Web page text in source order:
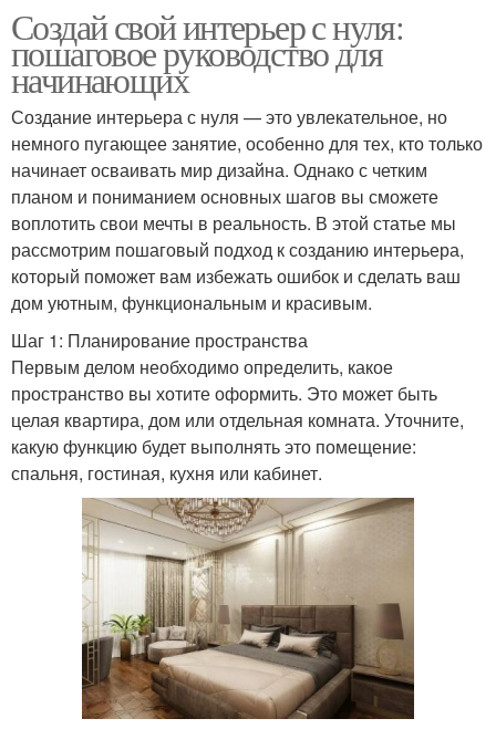
Создай свой интерьер с нуля:
пошаговое руководство для
начинающих
Создание интерьера с нуля — это увлекательное, но
немного пугающее занятие, особенно для тех, кто только
начинает осваивать мир дизайна. Однако с четким
планом и пониманием основных шагов вы сможете
воплотить свои мечты в реальность. В этой статье мы
рассмотрим пошаговый подход к созданию интерьера,
который поможет вам избежать ошибок и сделать ваш
дом уютным, функциональным и красивым.
Шаг 1: Планирование пространства
Первым делом необходимо определить, какое
пространство вы хотите оформить. Это может быть
целая квартира, дом или отдельная комната. Уточните,
какую функцию будет выполнять это помещение:
спальня, гостиная, кухня или кабинет.